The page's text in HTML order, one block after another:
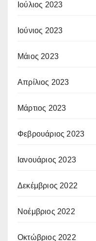
Ιούλιος 2023
Ιούνιος 2023
Μάιος 2023
Απρίλιος 2023
Μάρτιος 2023
Φεβρουάριος 2023
Ιανουάριος 2023
Δεκέμβριος 2022
Νοέμβριος 2022
Οκτώβριος 2022